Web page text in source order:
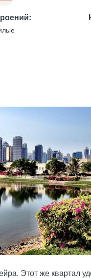
Этот же квартал